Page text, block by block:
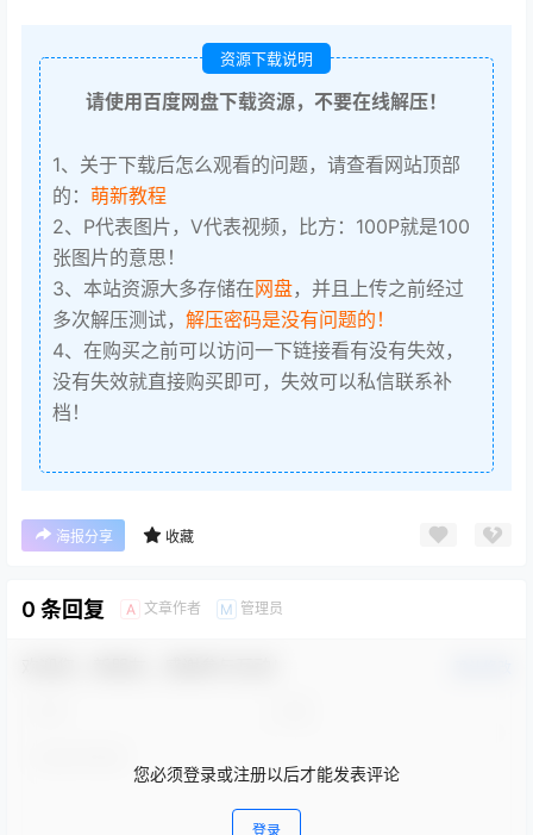
资源下载说明
请使用百度网盘下载资源，不要在线解压！
1、关于下载后怎么观看的问题，请查看网站顶部
的： 萌新教程
2、P代表图片，V代表视频，比方：100P就是100
张图片的意思！
3、本站资源大多存储在网盘，并且上传之前经过
多次解压测试， 解压密码是没有问题的！
4、在购买之前可以访问一下链接看有没有失效，
没有失效就直接购买即可，失效可以私信联系补
档！
海报分享 收藏
0 条回复 A 文章作者 M 管理员
您必须登录或注册以后才能发表评论
登录